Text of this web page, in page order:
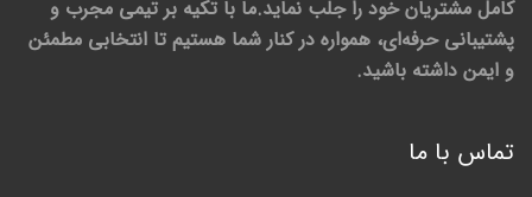
کامل مشتریان خود را جلب نماید.ما با تکیه بر تیمی مجرب و
پشتیبانی حرفه‌ای، همواره در کنار شما هستیم تا انتخابی مطمئن
و ایمن داشته باشید.
تماس با ما